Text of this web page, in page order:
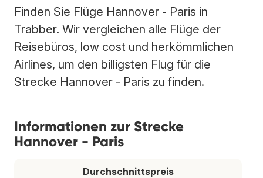
Finden Sie Flüge Hannover - Paris in
Trabber. Wir vergleichen alle Flüge der
Reisebüros, low cost und herkömmlichen
Airlines, um den billigsten Flug für die
Strecke Hannover - Paris zu finden.
Informationen zur Strecke
Hannover - Paris
Durchschnittspreis